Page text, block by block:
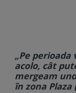
„Pe
acolo, cât
mergeam
în zona